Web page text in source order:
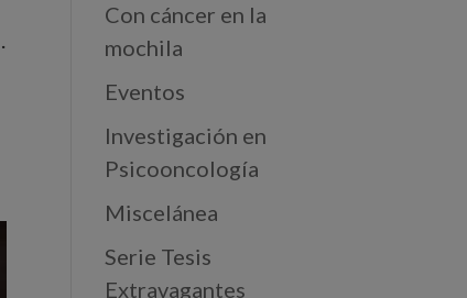
Con cáncer en la
mochila
Eventos
Investigación en
Psicooncología
Miscelánea
Serie Tesis
Extravagantes